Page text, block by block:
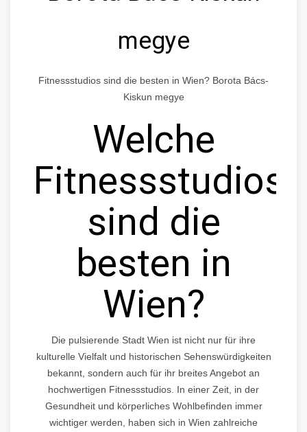
megye
Fitnessstudios sind die besten in Wien? Borota Bács-
Kiskun megye
Welche
Fitnessstudios
sind die
besten in
Wien?
Die pulsierende Stadt Wien ist nicht nur für ihre
kulturelle Vielfalt und historischen Sehenswürdigkeiten
bekannt, sondern auch für ihr breites Angebot an
hochwertigen Fitnessstudios. In einer Zeit, in der
Gesundheit und körperliches Wohlbefinden immer
wichtiger werden, haben sich in Wien zahlreiche